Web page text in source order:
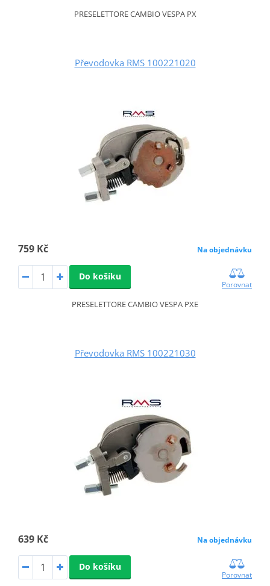
PRESELETTORE CAMBIO VESPA PX
Převodovka RMS 100221020
759 Kč Na objednávku
Do košíku
Porovnat
PRESELETTORE CAMBIO VESPA PXE
Převodovka RMS 100221030
639 Kč Na objednávku
Do košíku
Porovnat